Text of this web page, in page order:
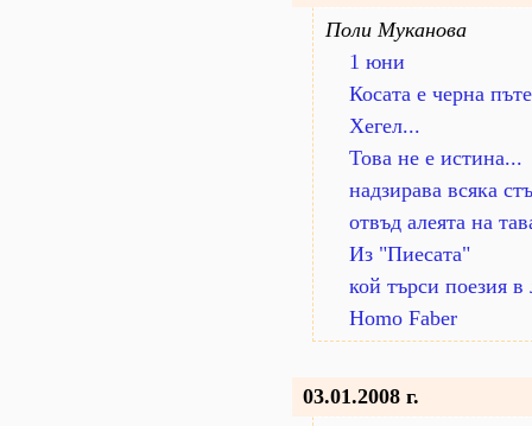
Поли Муканова
1 юни
Косата е черна
Хегел...
Това не е истина...
надзирава всяка
отвъд алеята на
Из "Пиесата"
кой търси поезия
Homo Faber
03.01.2008 г.